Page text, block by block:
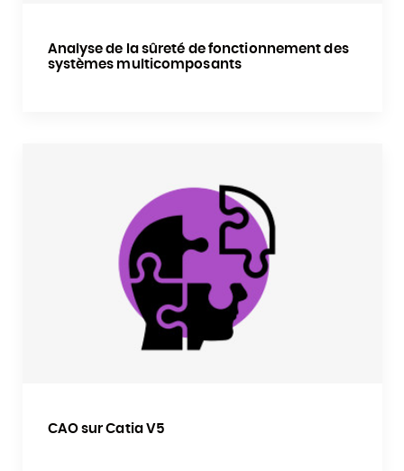
Analyse de la sûreté de fonctionnement des
systèmes multicomposants
CAO sur Catia V5